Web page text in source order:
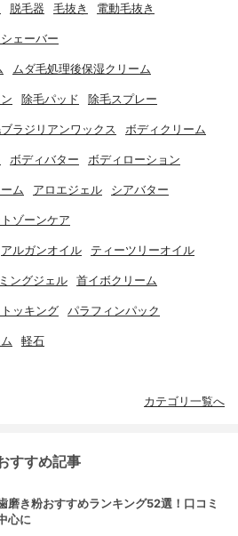
脱毛器 毛抜き 電動毛抜き
ェーバー
ムダ毛処理後保湿クリーム
除毛パッド 除毛スプレー
ラジリアンワックス ボディクリーム
ボディバター ボディローション
ム アロエジェル シアバター
ゾーンケア
アルガンオイル ティーツリーオイル
ングジェル 首イボクリーム
ッキング パラフィンパック
軽石
カテゴリ一覧へ
すすめ記事
磨き粉おすすめランキング52選！口コミ
心に